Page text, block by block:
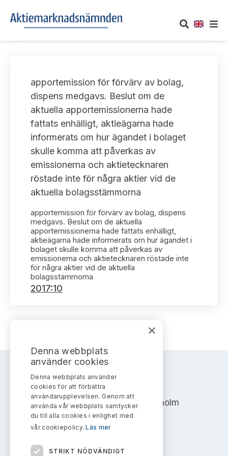
Om oss
Vårt uppdrag
Informationsgivning
Arbetssätt och jävsfrågor
Stadgar
Arbetsordning
Ledamöter
Huvudmän
Verksamhetsberättelser
UTTALANDEN
Om nämndens uttalanden
Framställningar och konsultation
Uttalanden sorterade efter publiceringsdatum
Samtliga uttalanden sorterade årsvis
Uttalanden sorterade ämnesvis
Sök uttalanden
Avgifter
TAKEOVER-REGLER
Takeover-regler för reglerade marknader och vissa
handelsplattformar
AKTUELLT
Nyheter och pressmeddelanden
Bildarkiv
KONTAKT
Kontakt angående ansökningar och uttalanden
Kontakt administrativa ärenden
apportemission för förvärv av bolag,
dispens medgavs. Beslut om de
aktuella apportemissionerna hade
fattats enhälligt, aktieägarna hade
informerats om hur ägandet i bolaget
skulle komma att påverkas av
emissionerna och aktietecknaren
röstade inte för några aktier vid de
aktuella bolagsstämmorna
apportemission för förvärv av bolag, dispens
medgavs. Beslut om de aktuella
apportemissionerna hade fattats enhälligt,
aktieägarna hade informerats om hur ägandet i
bolaget skulle komma att påverkas av
emissionerna och aktietecknaren röstade inte
för några aktier vid de aktuella
bolagsstämmorna
2017:10
AKTIEMARKNADSNÄMNDEN
Address: Box 7354, 103 90 Stockholm
info@aktiemarknadsnamnden.se
×
Denna webbplats
använder cookies
Denna webbplats använder
cookies för att förbättra
användarupplevelsen. Genom att
använda vår webbplats samtycker
du till alla cookies i enlighet med
vår cookiepolicy.Läs mer
STRIKT NÖDVÄNDIGT